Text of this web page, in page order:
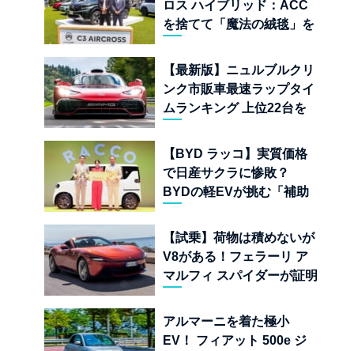
ロス ハイブリッド：ACC
を捨てて「魔法の絨毯」を
児
【最新版】ニュルブルクリ
ンク市販車最速ラップタイ
ムランキング 上位22台を
【BYD ラッコ】実質価格
で日産サクラに惨敗？
BYDの軽EVが挑む「補助
界
【試乗】荷物は積めないが
V8がある！フェラーリ ア
マルフィ スパイダーが証明
ーの至福
アルマーニを着た極小
EV！ フィアット 500e ジ